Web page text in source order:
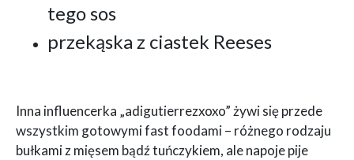
tego sos
przekąska z ciastek Reeses
Inna influencerka „adigutierrezxoxo” żywi się przede
wszystkim gotowymi fast foodami – różnego rodzaju
bułkami z mięsem bądź tuńczykiem, ale napoje pije